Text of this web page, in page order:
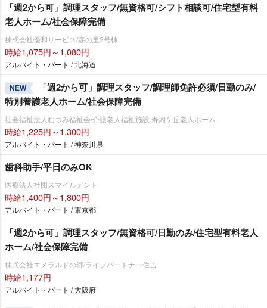
「週2から可」調理スタッフ/無資格可/シフト相談可/住宅型有料
老人ホーム/社会保障完備
株式会社優和サービス/森の里2号棟
時給1,075円～1,080円
アルバイト・パート / 北海道
NEW
「週2から可」調理スタッフ/調理師免許必須/日勤のみ/
特別養護老人ホーム/社会保障完備
社会福祉法人むつみ福祉会/介護老人福祉施設 寿湘ケ丘老人ホーム
時給1,225円～1,300円
アルバイト・パート / 神奈川県
歯科助手/平日のみOK
医療法人社団スマイルデント
時給1,400円～1,800円
アルバイト・パート / 東京都
「週2から可」調理スタッフ/無資格可/日勤のみ/住宅型有料老人
ホーム/社会保障完備
株式会社エメラルドの郷/ライフパートナー住吉
時給1,177円
アルバイト・パート / 大阪府